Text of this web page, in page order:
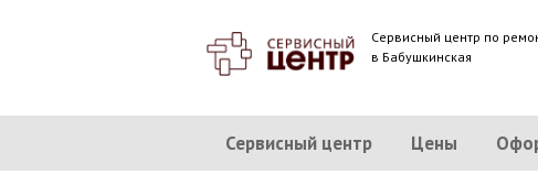
Сервисный центр по
в Бабушкинская
Сервисный центр Цены